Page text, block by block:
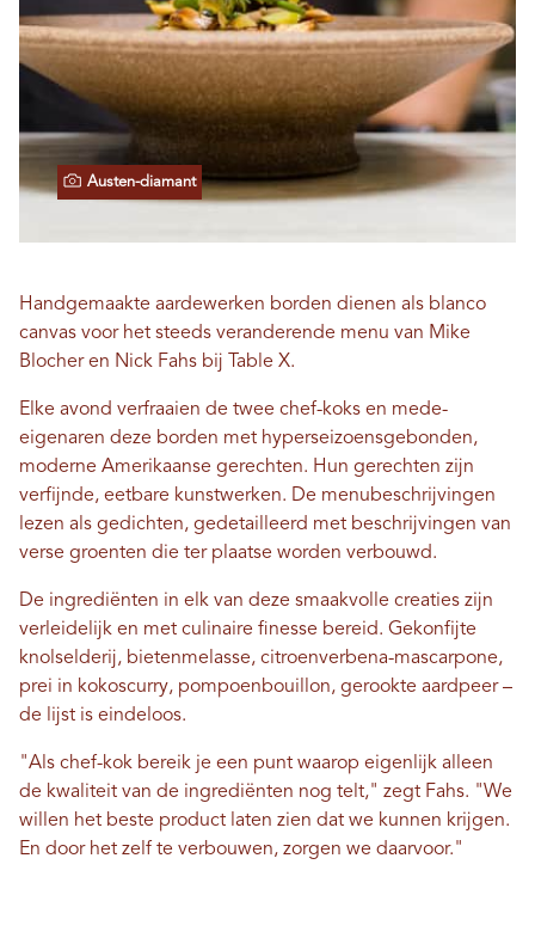
Austen-diamant
Handgemaakte aardewerken borden dienen als blanco
canvas voor het steeds veranderende menu van Mike
Blocher en Nick Fahs bij Table X.
Elke avond verfraaien de twee chef-koks en mede-
eigenaren deze borden met hyperseizoensgebonden,
moderne Amerikaanse gerechten. Hun gerechten zijn
verfijnde, eetbare kunstwerken. De menubeschrijvingen
lezen als gedichten, gedetailleerd met beschrijvingen van
verse groenten die ter plaatse worden verbouwd.
De ingrediënten in elk van deze smaakvolle creaties zijn
verleidelijk en met culinaire finesse bereid. Gekonfijte
knolselderij, bietenmelasse, citroenverbena-mascarpone,
prei in kokoscurry, pompoenbouillon, gerookte aardpeer –
de lijst is eindeloos.
"Als chef-kok bereik je een punt waarop eigenlijk alleen
de kwaliteit van de ingrediënten nog telt," zegt Fahs. "We
willen het beste product laten zien dat we kunnen krijgen.
En door het zelf te verbouwen, zorgen we daarvoor."